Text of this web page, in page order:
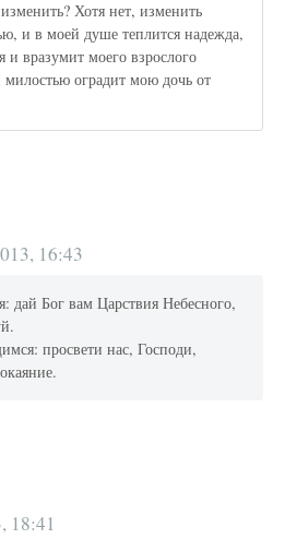
Хотя нет, изменить
и в моей душе теплится надежда,
и вразумит моего взрослого
оградит мою дочь от
16:43
Бог вам Царствия Небесного,
просвети нас, Господи,
18:41